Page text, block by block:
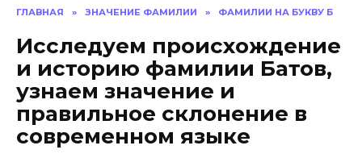
ГЛАВНАЯ » ЗНАЧЕНИЕ ФАМИЛИИ » ФАМИЛИИ НА БУКВУ Б
Исследуем происхождение
и историю фамилии Батов,
узнаем значение и
правильное склонение в
современном языке